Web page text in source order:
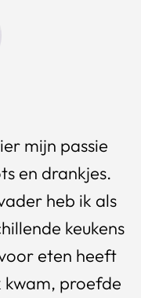
mijn passie
en drankjes.
heb ik als
keukens
eten heeft
proefde